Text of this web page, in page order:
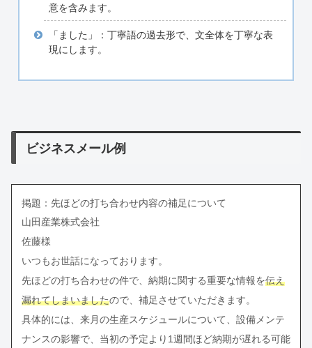
意を含みます。
「ました」：丁寧語の過去形で、文全体を丁寧な表
現にします。
ビジネスメール例
掲題：先ほどの打ち合わせ内容の補足について
山田産業株式会社
佐藤様
いつもお世話になっております。
先ほどの打ち合わせの件で、納期に関する重要な情報を伝え
漏れてしまいましたので、補足させていただきます。
具体的には、来月の生産スケジュールについて、設備メンテ
ナンスの影響で、当初の予定より1週間ほど納期が遅れる可能